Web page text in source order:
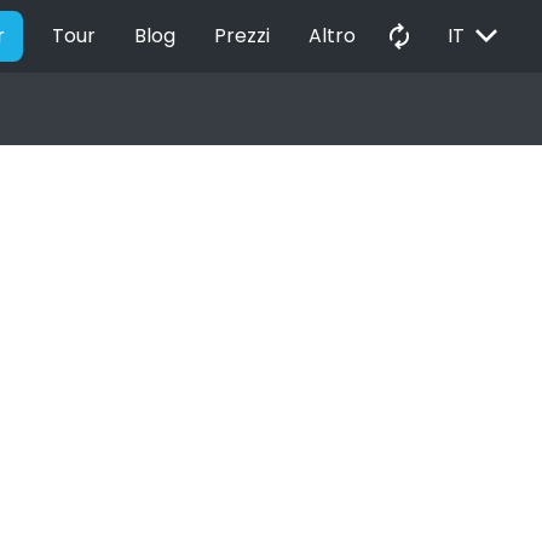
Tour Blog Prezzi Altro autorenew IT EXPAND_MORE